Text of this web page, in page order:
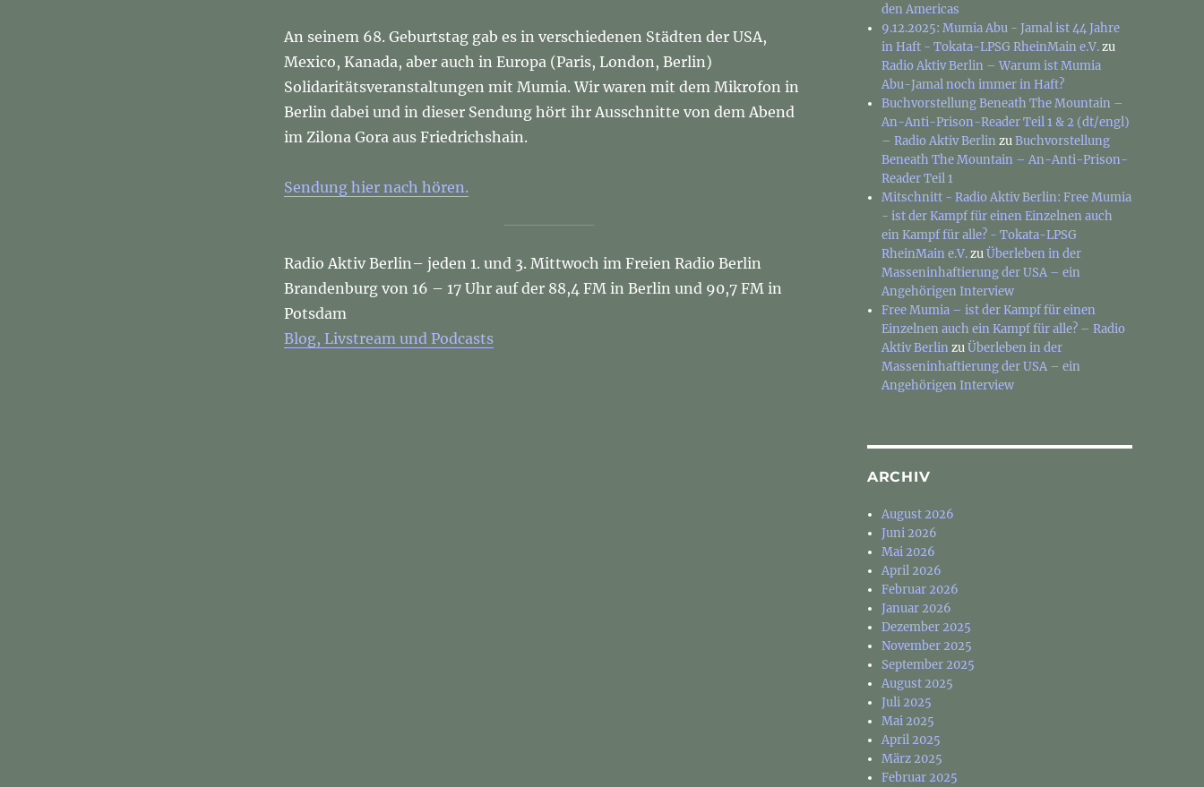
An seinem 68. Geburtstag gab es in verschiedenen Städten der USA,
Mexico, Kanada, aber auch in Europa (Paris, London, Berlin)
Solidaritätsveranstaltungen mit Mumia. Wir waren mit dem Mikrofon in
Berlin dabei und in dieser Sendung hört ihr Ausschnitte von dem Abend
im Zilona Gora aus Friedrichshain.
Sendung hier nach hören.
Radio Aktiv Berlin– jeden 1. und 3. Mittwoch im Freien Radio Berlin
Brandenburg von 16 – 17 Uhr auf der 88,4 FM in Berlin und 90,7 FM in
Potsdam
Blog, Livstream und Podcasts
den Americas
9.12.2025: Mumia Abu - Jamal ist 44 Jahre
in Haft - Tokata-LPSG RheinMain e.V.zu
Radio Aktiv Berlin – Warum ist Mumia
Abu-Jamal noch immer in Haft?
Buchvorstellung Beneath The Mountain –
An-Anti-Prison-Reader Teil 1 & 2 (dt/engl)
– Radio Aktiv BerlinzuBuchvorstellung
Beneath The Mountain – An-Anti-Prison-
Reader Teil 1
Mitschnitt - Radio Aktiv Berlin: Free Mumia
- ist der Kampf für einen Einzelnen auch
ein Kampf für alle? - Tokata-LPSG
RheinMain e.V.zuÜberleben in der
Masseninhaftierung der USA – ein
Angehörigen Interview
Free Mumia – ist der Kampf für einen
Einzelnen auch ein Kampf für alle? – Radio
Aktiv BerlinzuÜberleben in der
Masseninhaftierung der USA – ein
Angehörigen Interview
ARCHIV
August 2026
Juni 2026
Mai 2026
April 2026
Februar 2026
Januar 2026
Dezember 2025
November 2025
September 2025
August 2025
Juli 2025
Mai 2025
April 2025
März 2025
Februar 2025